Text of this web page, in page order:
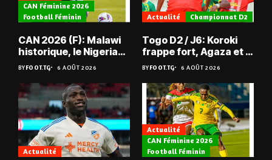
CAN Féminine 2026
Football Féminin
CAN 2026 (F): Malawi
historique, le Nigeria
sauvé, la Zambie
éliminée
BYFOOT.TG 6 AOÛT 2026
Actualité Championnat D2
Togo D2 / J6: Koroki
frappe fort, Agaza et la
JCA assurent,
suspense avant Sara
FC – Doumbé FC
BYFOOT.TG 6 AOÛT 2026
Actualité
Actualité
CAN Féminine 2026
Football Féminin